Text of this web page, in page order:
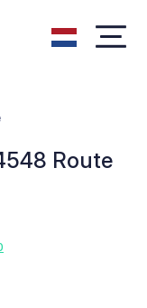
Route